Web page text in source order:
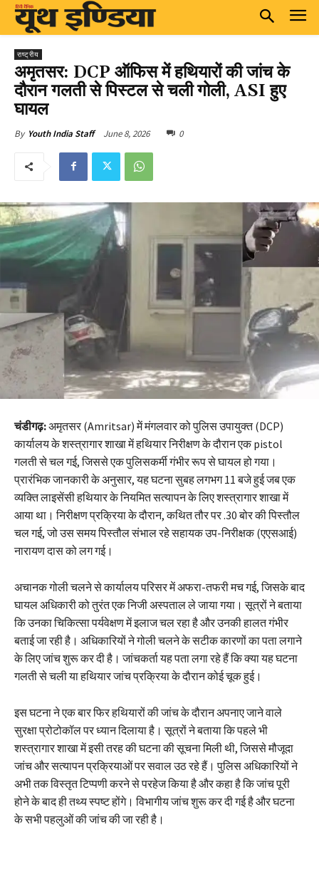
राष्ट्रीय
अमृतसर: DCP ऑफिस में हथियारों की जांच के
दौरान गलती से पिस्टल से चली गोली, ASI हुए
घायल
By Youth India Staff June 8, 2026 0
चंडीगढ़:अमृतसर (Amritsar) में मंगलवार को पुलिस उपायुक्त (DCP)
कार्यालय के शस्त्रागार शाखा में हथियार निरीक्षण के दौरान एक pistol
गलती से चल गई, जिससे एक पुलिसकर्मी गंभीर रूप से घायल हो गया।
प्रारंभिक जानकारी के अनुसार, यह घटना सुबह लगभग 11 बजे हुई जब एक
व्यक्ति लाइसेंसी हथियार के नियमित सत्यापन के लिए शस्त्रागार शाखा में
आया था। निरीक्षण प्रक्रिया के दौरान, कथित तौर पर .30 बोर की पिस्तौल
चल गई, जो उस समय पिस्तौल संभाल रहे सहायक उप-निरीक्षक (एएसआई)
नारायण दास को लग गई।
अचानक गोली चलने से कार्यालय परिसर में अफरा-तफरी मच गई, जिसके बाद
घायल अधिकारी को तुरंत एक निजी अस्पताल ले जाया गया। सूत्रों ने बताया
कि उनका चिकित्सा पर्यवेक्षण में इलाज चल रहा है और उनकी हालत गंभीर
बताई जा रही है। अधिकारियों ने गोली चलने के सटीक कारणों का पता लगाने
के लिए जांच शुरू कर दी है। जांचकर्ता यह पता लगा रहे हैं कि क्या यह घटना
गलती से चली या हथियार जांच प्रक्रिया के दौरान कोई चूक हुई।
इस घटना ने एक बार फिर हथियारों की जांच के दौरान अपनाए जाने वाले
सुरक्षा प्रोटोकॉल पर ध्यान दिलाया है। सूत्रों ने बताया कि पहले भी
शस्त्रागार शाखा में इसी तरह की घटना की सूचना मिली थी, जिससे मौजूदा
जांच और सत्यापन प्रक्रियाओं पर सवाल उठ रहे हैं। पुलिस अधिकारियों ने
अभी तक विस्तृत टिप्पणी करने से परहेज किया है और कहा है कि जांच पूरी
होने के बाद ही तथ्य स्पष्ट होंगे। विभागीय जांच शुरू कर दी गई है और घटना
के सभी पहलुओं की जांच की जा रही है।